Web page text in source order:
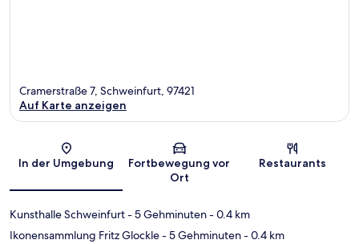
Karte
Cramerstraße 7, Schweinfurt, 97421
Auf Karte anzeigen
In der Umgebung
Fortbewegung vor
Ort
Restaurants
Kunsthalle Schweinfurt- 5 Gehminuten- 0.4 km
Ikonensammlung Fritz Glockle- 5 Gehminuten- 0.4 km